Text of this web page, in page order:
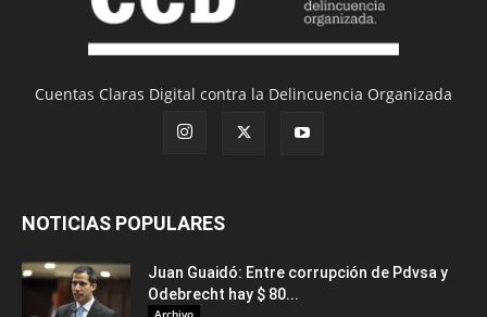
Cuentas Claras Digital contra la Delincuencia Organizada
NOTICIAS POPULARES
Juan Guaidó: Entre corrupción de Pdvsa y
Odebrecht hay $ 80...
Archivo